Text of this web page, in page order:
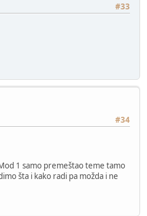
#33
#34
1 samo premeštao teme tamo
šta i kako radi pa možda i ne